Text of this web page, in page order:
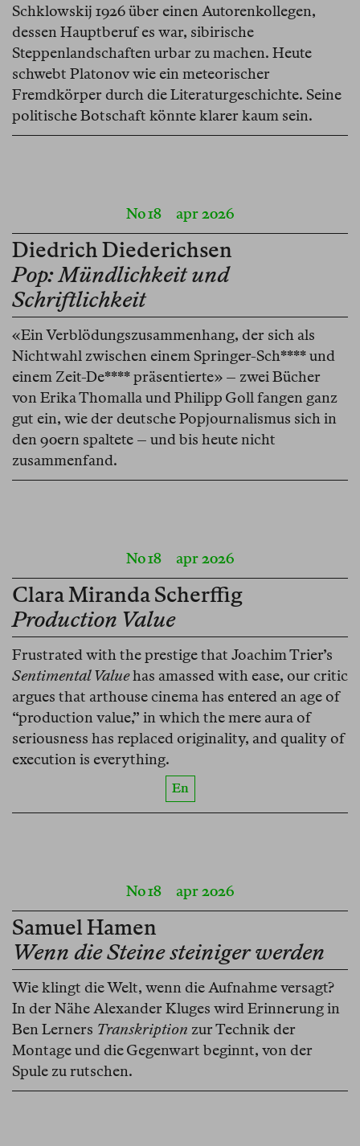
Schklowskij 1926 über einen Autorenkollegen,
dessen Hauptberuf es war, sibirische
Steppenlandschaften urbar zu machen. Heute
schwebt Platonov wie ein meteorischer
Fremdkörper durch die Literaturgeschichte. Seine
politische Botschaft könnte klarer kaum sein.
No 18 apr 2026
Diedrich Diederichsen
Pop: Mündlichkeit und
Schriftlichkeit
«Ein Verblödungszusammenhang, der sich als
Nichtwahl zwischen einem Springer-Sch**** und
einem Zeit-De**** präsentierte» – zwei Bücher
von Erika Thomalla und Philipp Goll fangen ganz
gut ein, wie der deutsche Popjournalismus sich in
den 90ern spaltete – und bis heute nicht
zusammenfand.
No 18 apr 2026
Clara Miranda Scherffig
Production Value
Frustrated with the prestige that Joachim Trier’s
Sentimental Valuehas amassed with ease, our critic
argues that arthouse cinema has entered an age of
“production value,” in which the mere aura of
seriousness has replaced originality, and quality of
execution is everything.
En
No 18 apr 2026
Samuel Hamen
Wenn die Steine steiniger werden
Wie klingt die Welt, wenn die Aufnahme versagt?
In der Nähe Alexander Kluges wird Erinnerung in
Ben Lerners Transkription zur Technik der
Montage und die Gegenwart beginnt, von der
Spule zu rutschen.